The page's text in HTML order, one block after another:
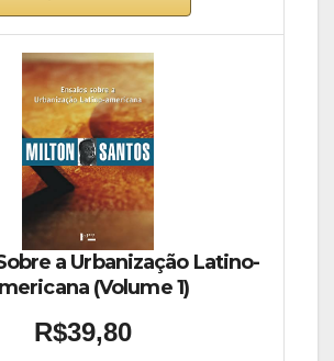
a Urbanização Latino-
(Volume 1)
R$39,80